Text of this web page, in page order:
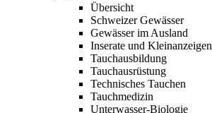
Übersicht
Schweizer Gewässer
Gewässer im Ausland
Inserate und Kleinanzeigen
Tauchausbildung
Tauchausrüstung
Technisches Tauchen
Tauchmedizin
Unterwasser-Biologie